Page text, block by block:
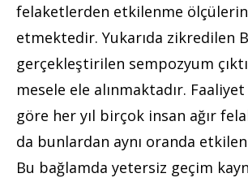
felaketlerden etkilenme
etmektedir. Yukarıda zikredilen
gerçekleştirilen sempozyum
mesele ele alınmaktadır.
göre her yıl birçok insan ağır
da bunlardan aynı oranda
Bu bağlamda yetersiz geçim